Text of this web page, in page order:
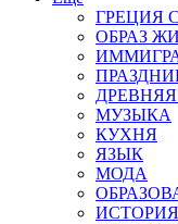
ГРЕЦИЯ
ОБРАЗ
МУЗЫКА
КУХНЯ
ЯЗЫК
МОДА
ИСТОРИЯ